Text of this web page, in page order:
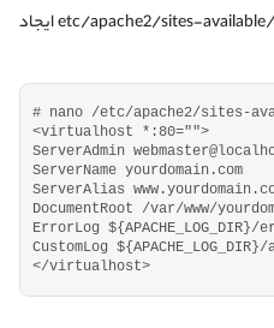
1. فایلی در /etc/apache2/sites-available/yourdomain.com.conf ایجاد
# nano /etc/apache2/sites-
<virtualhost *:80="">
ServerAdmin
ServerName yourdomain.com
ServerAlias www.yourdomain .
DocumentRoot /var/www/
ErrorLog ${APACHE_LOG_DIR}/
CustomLog ${APACHE_LOG_DIR}/
</virtualhost>